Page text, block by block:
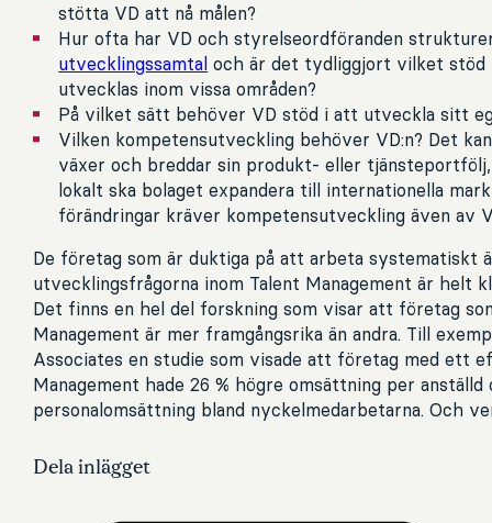
stötta VD att nå målen?
Hur ofta har VD och styrelseordföranden
utvecklingssamtal och är det tydliggjort vilket
utvecklas inom vissa områden?
På vilket sätt behöver VD stöd i att utveckla sitt
Vilken kompetensutveckling behöver VD:n? Det
växer och breddar sin produkt- eller
lokalt ska bolaget expandera till internationella
förändringar kräver kompetensutveckling även av
De företag som är duktiga på att arbeta systematiskt
utvecklingsfrågorna inom Talent Management är helt
Det finns en hel del forskning som visar att företag
Management är mer framgångsrika än andra. Till
Associates en studie som visade att företag med ett
Management hade 26 % högre omsättning per anställd
personalomsättning bland nyckelmedarbetarna. Och
Dela inlägget